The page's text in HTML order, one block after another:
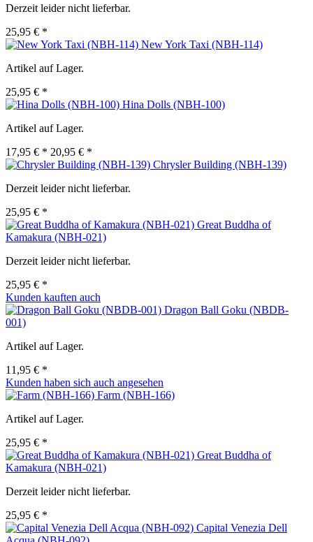
Derzeit leider nicht lieferbar.
25,95 € *
New York Taxi (NBH-114)
Artikel auf Lager.
25,95 € *
Hina Dolls (NBH-100)
Artikel auf Lager.
17,95 € * 20,95 € *
Chrysler Building (NBH-139)
Derzeit leider nicht lieferbar.
25,95 € *
Great Buddha of
Kamakura (NBH-021)
Derzeit leider nicht lieferbar.
25,95 € *
Kunden kauften auch
Dragon Ball Goku (NBDB-
001)
Artikel auf Lager.
11,95 € *
Kunden haben sich auch angesehen
Farm (NBH-166)
Artikel auf Lager.
25,95 € *
Great Buddha of
Kamakura (NBH-021)
Derzeit leider nicht lieferbar.
25,95 € *
Capital Venezia Dell